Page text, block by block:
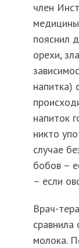
член
пояснил
орехи,
напитка)
напиток
никто
случае
бобов –
– если
Врач-
сравнила
молока.